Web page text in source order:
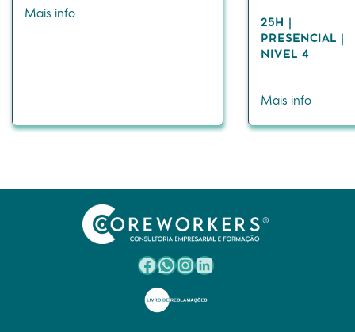
Mais info
25H |
PRESENCIAL |
NIVEL 4
Mais info
Facebook
WhatsApp
Instagram
LinkedIn